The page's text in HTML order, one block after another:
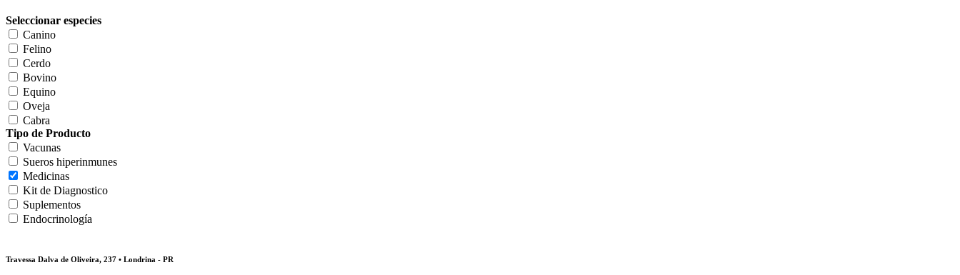
Seleccionar especies
Canino
Felino
Cerdo
Bovino
Equino
Oveja
Cabra
Tipo de Producto
Vacunas
Sueros hiperinmunes
Medicinas
Kit de Diagnostico
Suplementos
Endocrinología
Travessa Dalva de Oliveira, 237 • Londrina - PR